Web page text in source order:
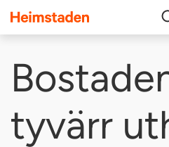
Heimstaden
tyvärr